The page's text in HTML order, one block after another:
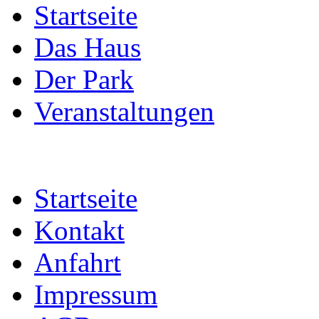
Startseite
Das Haus
Der Park
Veranstaltungen
Startseite
Kontakt
Anfahrt
Impressum